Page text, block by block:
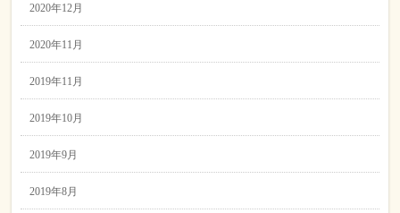
2020年12月
2020年11月
2019年11月
2019年10月
2019年9月
2019年8月